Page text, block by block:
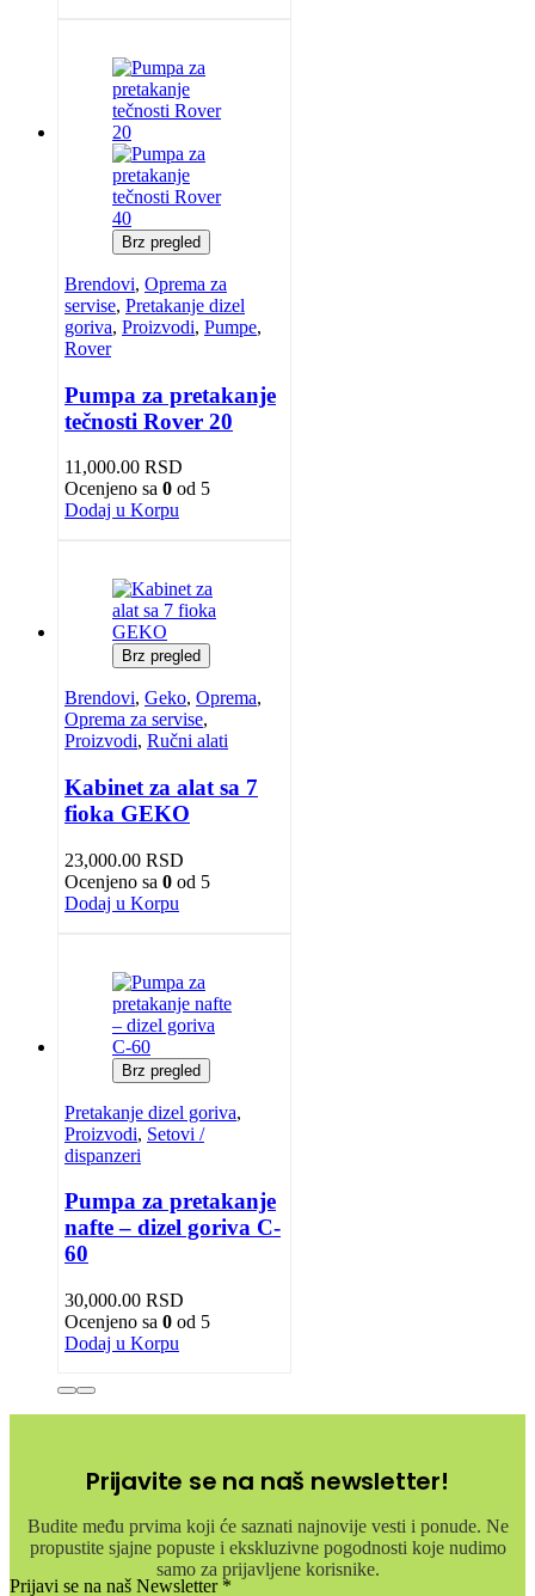
Brz pregled
Brendovi, Oprema za
servise, Pretakanje dizel
goriva, Proizvodi, Pumpe,
Rover
Pumpa za pretakanje
tečnosti Rover 20
11,000.00 RSD
Ocenjeno sa 0 od 5
Dodaj u Korpu
Brz pregled
Brendovi, Geko, Oprema,
Oprema za servise,
Proizvodi, Ručni alati
Kabinet za alat sa 7
fioka GEKO
23,000.00 RSD
Ocenjeno sa 0 od 5
Dodaj u Korpu
Brz pregled
Pretakanje dizel goriva,
Proizvodi, Setovi /
dispanzeri
Pumpa za pretakanje
nafte – dizel goriva C-
60
30,000.00 RSD
Ocenjeno sa 0 od 5
Dodaj u Korpu
Prijavite se na naš newsletter!
Budite među prvima koji će saznati najnovije vesti i ponude. Ne
propustite sjajne popuste i ekskluzivne pogodnosti koje nudimo
samo za prijavljene korisnike.
Prijavi se na naš Newsletter*